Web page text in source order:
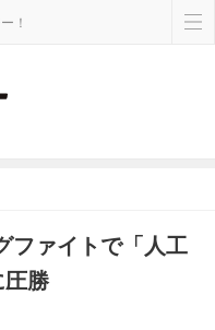
！
ファイトで「人工
圧勝